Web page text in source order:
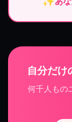
自分だけ
何千人もの